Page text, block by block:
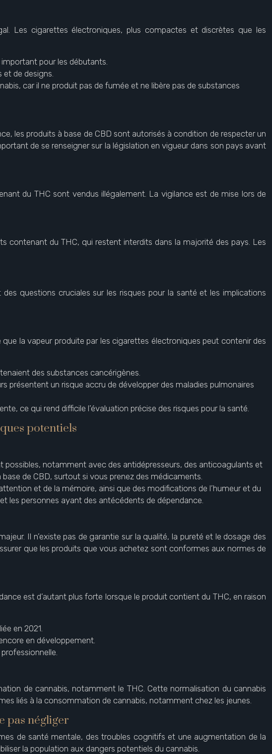
Les cigarettes électroniques, plus compactes et discrètes que les
pour les débutants.
de designs.
car il ne produit pas de fumée et ne libère pas de substances
les produits à base de CBD sont autorisés à condition de respecter un
de se renseigner sur la législation en vigueur dans son pays avant
du THC sont vendus illégalement. La vigilance est de mise lors de
contenant du THC, qui restent interdits dans la majorité des pays. Les
questions cruciales sur les risques pour la santé et les implications
la vapeur produite par les cigarettes électroniques peut contenir des
des substances cancérigènes.
présentent un risque accru de développer des maladies pulmonaires
ce qui rend difficile l’évaluation précise des risques pour la santé.
potentiels
notamment avec des antidépresseurs, des anticoagulants et
de CBD, surtout si vous prenez des médicaments.
et de la mémoire, ainsi que des modifications de l’humeur et du
personnes ayant des antécédents de dépendance.
Il n’existe pas de garantie sur la qualité, la pureté et le dosage des
que les produits que vous achetez sont conformes aux normes de
est d’autant plus forte lorsque le produit contient du THC, en raison
en 2021.
en développement.
de cannabis, notamment le THC. Cette normalisation du cannabis
liés à la consommation de cannabis, notamment chez les jeunes.
pas négliger
de santé mentale, des troubles cognitifs et une augmentation de la
la population aux dangers potentiels du cannabis.